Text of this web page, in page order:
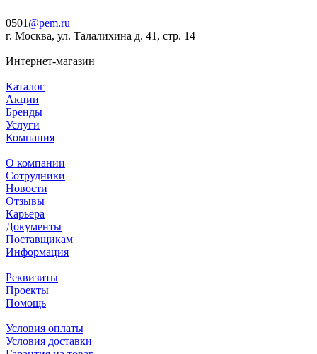
0501 @pem.ru
г. Москва, ул. Талалихина д. 41, стр. 14
Интернет-магазин
Каталог
Акции
Бренды
Услуги
Компания
О компании
Сотрудники
Новости
Отзывы
Карьера
Документы
Поставщикам
Информация
Реквизиты
Проекты
Помощь
Условия оплаты
Условия доставки